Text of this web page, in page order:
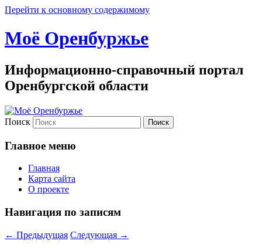
Перейти к основному содержимому
Моё Оренбуржье
Информационно-справочный портал
Оренбургской области
Поиск
Главное меню
Главная
Карта сайта
О проекте
Навигация по записям
← Предыдущая Следующая →